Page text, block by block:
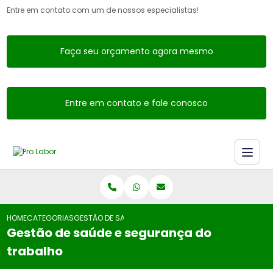
Entre em contato com um de nossos especialistas!
Faça seu orçamento agora mesmo
Entre em contato e fale conosco
HOMECATEGORIASGESTÃO DE SAÚDE E SEGURANÇA DO TRABALHO
Gestão de saúde e segurança do
trabalho